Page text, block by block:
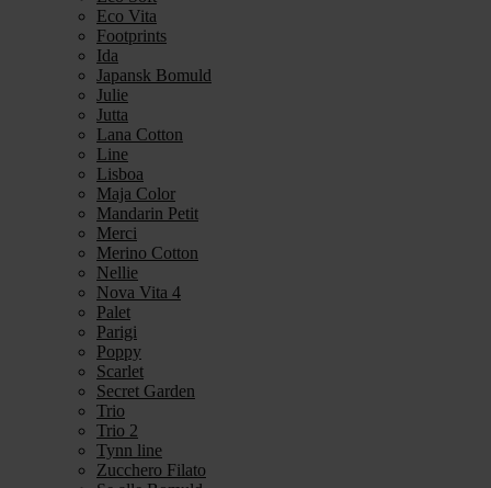
Eco Vita
Footprints
Ida
Japansk Bomuld
Julie
Jutta
Lana Cotton
Line
Lisboa
Maja Color
Mandarin Petit
Merci
Merino Cotton
Nellie
Nova Vita 4
Palet
Parigi
Poppy
Scarlet
Secret Garden
Trio
Trio 2
Tynn line
Zucchero Filato